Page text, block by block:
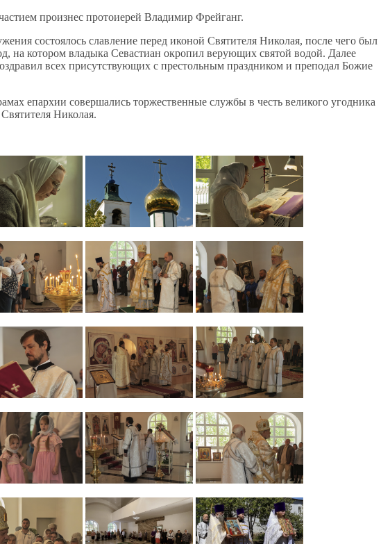
произнес протоиерей Владимир Фрейганг.
состоялось славление перед иконой Святителя Николая, после чего был
на котором владыка Севастиан окропил верующих святой водой. Далее
всех присутствующих с престольным праздником и преподал Божие
епархии совершались торжественные службы в честь великого угодника
Николая.